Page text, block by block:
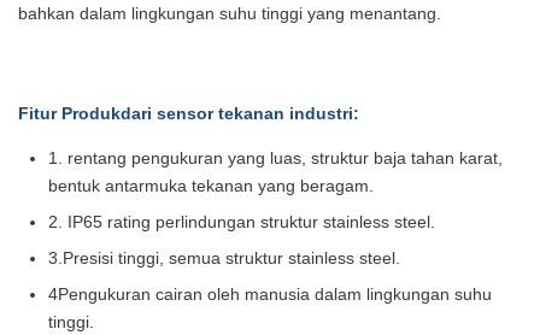
bahkan dalam lingkungan suhu tinggi yang menantang.
Fitur Produkdari sensor tekanan industri:
1. rentang pengukuran yang luas, struktur baja tahan karat,
bentuk antarmuka tekanan yang beragam.
2. IP65 rating perlindungan struktur stainless steel.
3. Presisi tinggi, semua struktur stainless steel.
4Pengukuran cairan oleh manusia dalam lingkungan suhu
tinggi.